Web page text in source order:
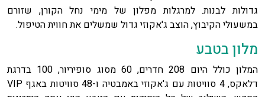
גדולות לבנות. למרגלות מפלון של מימי נחל הקורן, שזורם
במשעולי הקיבוץ, הוצב ג'אקוזי גדול שמשלים את חווית הטיפול.
מלון בטבע
המלון כולל היום 208 חדרים, 60 מסוג סופיריור, 100 בדרגת
דלאקס, 4 סוויטות עם ג'אקוזי באמבטיה ו-48 סוויטות באגף VIP